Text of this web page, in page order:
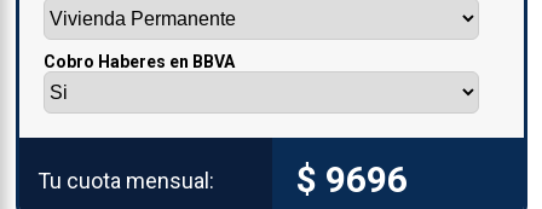
Cobro Haberes en BBVA
$ 9696
Tu cuota mensual: